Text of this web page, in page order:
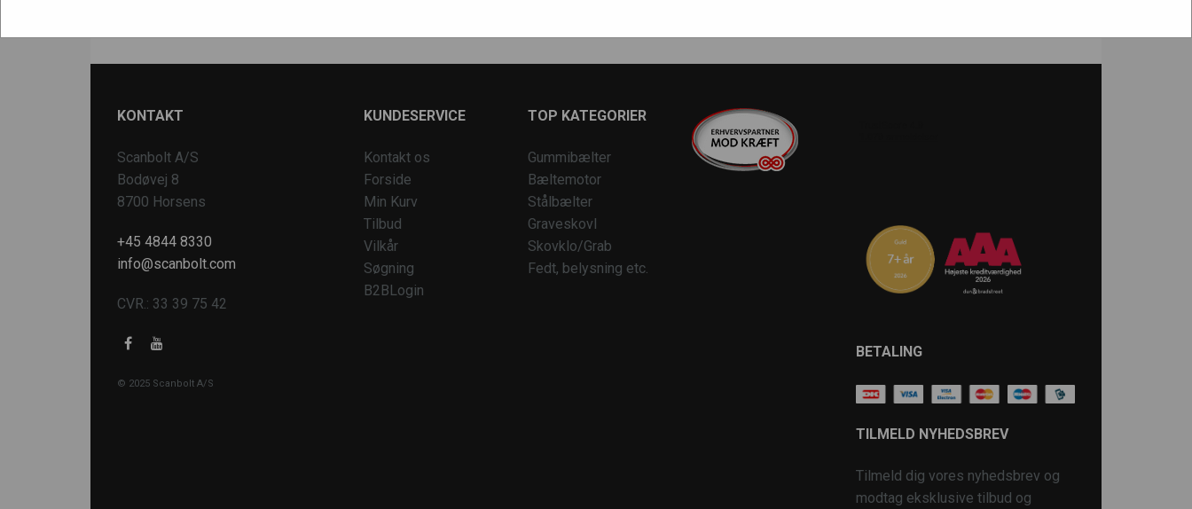
KONTAKT
Scanbolt A/S
Bodøvej 8
8700 Horsens
+45 4844 8330
info@scanbolt.com
CVR.: 33 39 75 42
© 2025 Scanbolt A/S
KUNDESERVICE
Kontakt os
Forside
Min Kurv
Tilbud
Vilkår
Søgning
B2BLogin
TOP KATEGORIER
Gummibælter
Bæltemotor
Stålbælter
Graveskovl
Skovklo/Grab
Fedt, belysning etc.
BETALING
TILMELD NYHEDSBREV
Tilmeld dig vores nyhedsbrev og
modtag eksklusive tilbud og